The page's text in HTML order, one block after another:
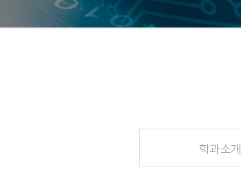
학과소개